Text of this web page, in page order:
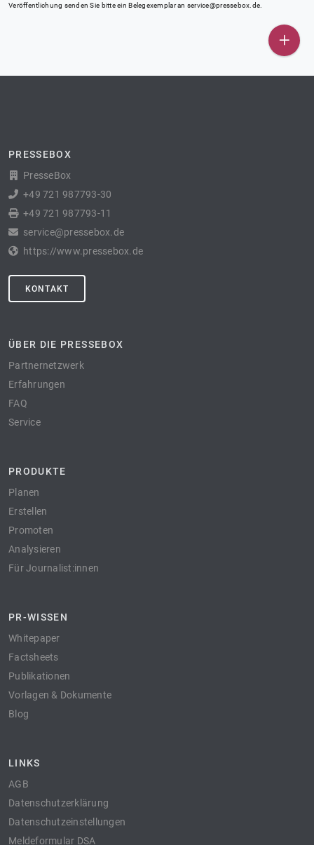
Veröffentlichung senden Sie bitte ein Belegexemplar an service@pressebox.de
PRESSEBOX
PresseBox
+49 721 987793-30
+49 721 987793-11
service@pressebox.de
https://www.pressebox.de
KONTAKT
ÜBER DIE PRESSEBOX
Partnernetzwerk
Erfahrungen
FAQ
Service
PRODUKTE
Planen
Erstellen
Promoten
Analysieren
Für Journalist:innen
PR-WISSEN
Whitepaper
Factsheets
Publikationen
Vorlagen & Dokumente
Blog
LINKS
AGB
Datenschutzerklärung
Datenschutzeinstellungen
Meldeformular DSA